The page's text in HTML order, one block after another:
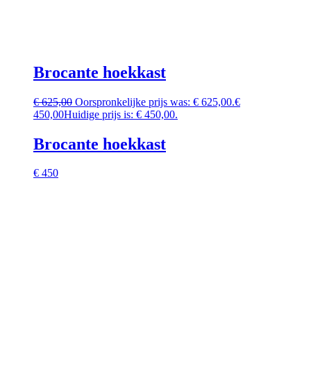
Brocante hoekkast
€625,00 Oorspronkelijke prijs was: € 625,00.€
450,00Huidige prijs is: € 450,00.
Brocante hoekkast
€ 450